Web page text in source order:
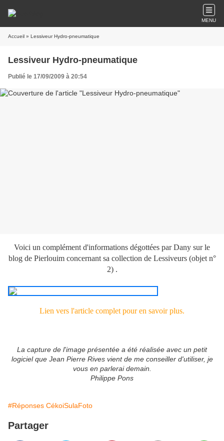
MENU
Accueil » Lessiveur Hydro-pneumatique
Lessiveur Hydro-pneumatique
Publié le 17/09/2009 à 20:54
Voici un complément d'informations dégottées par Dany sur le
blog de Pierlouim concernant sa collection de Lessiveurs (objet n°
2) .
Lien vers l'article complet pour en savoir plus.
La capture de l'image présentée a été réalisée avec un petit
logiciel que Jean Pierre Rives vient de me conseiller d'utiliser, je
vous en parlerai demain.
Philippe Pons
#Réponses CékoiSulaFoto
Partager